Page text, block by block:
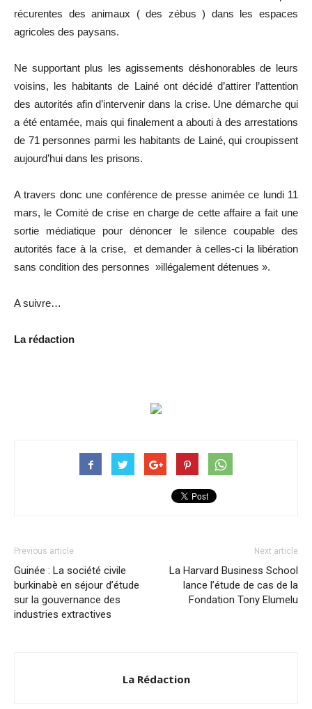
récurentes des animaux ( des zébus ) dans les espaces
agricoles des paysans.
Ne supportant plus les agissements déshonorables de leurs
voisins, les habitants de Lainé ont décidé d’attirer l’attention
des autorités afin d’intervenir dans la crise. Une démarche qui
a été entamée, mais qui finalement a abouti à des arrestations
de 71 personnes parmi les habitants de Lainé, qui croupissent
aujourd’hui dans les prisons.
A travers donc une conférence de presse animée ce lundi 11
mars, le Comité de crise en charge de cette affaire a fait une
sortie médiatique pour dénoncer le silence coupable des
autorités face à la crise, et demander à celles-ci la libération
sans condition des personnes »illégalement détenues ».
A suivre…
La rédaction
Previous article
Guinée : La société civile
burkinabè en séjour d’étude
sur la gouvernance des
industries extractives
Next article
La Harvard Business School
lance l’étude de cas de la
Fondation Tony Elumelu
La Rédaction